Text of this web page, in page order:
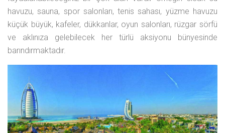
havuzu, sauna, spor salonları, tenis sahası, yüzme havuzu
küçük büyük, kafeler, dükkanlar, oyun salonları, rüzgar sörfü
ve aklınıza gelebilecek her türlü aksiyonu bünyesinde
barındırmaktadır.